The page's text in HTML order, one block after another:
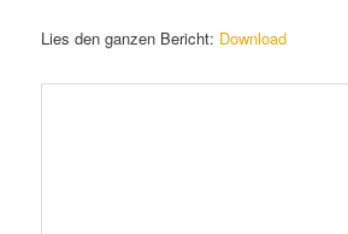
Lies den ganzen Bericht: Download